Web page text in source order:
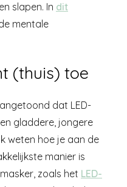
slapen. In dit
mentale
(thuis) toe
dat LED-
gladdere, jongere
weten hoe je aan de
manier is
zoals het LED-